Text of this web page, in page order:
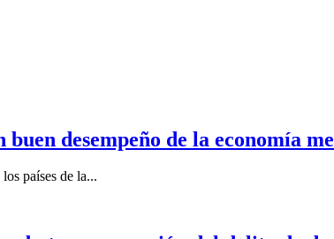
desempeño de la economía
países de la...